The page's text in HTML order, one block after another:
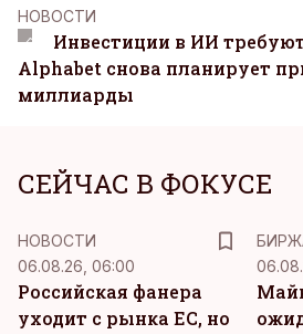
НОВОСТИ
Инвестиции в ИИ
Alphabet снова планирует
миллиарды
СЕЙЧАС В ФОКУСЕ
НОВОСТИ
06.08.26, 06:00
Российская фанера
уходит с рынка ЕС, но